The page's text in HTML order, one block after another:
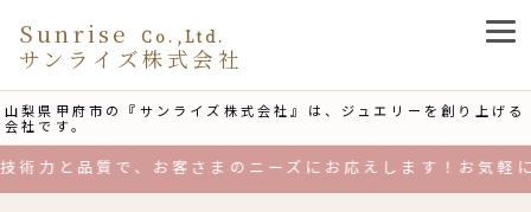
山梨県甲府市の『サンライズ株式会社』は、ジュエリーを創り上げる
会社です。
Sunrise Co.,Ltd.
サンライズ株式会社
質で、お客さまのニーズにお応えします！お気軽にお電